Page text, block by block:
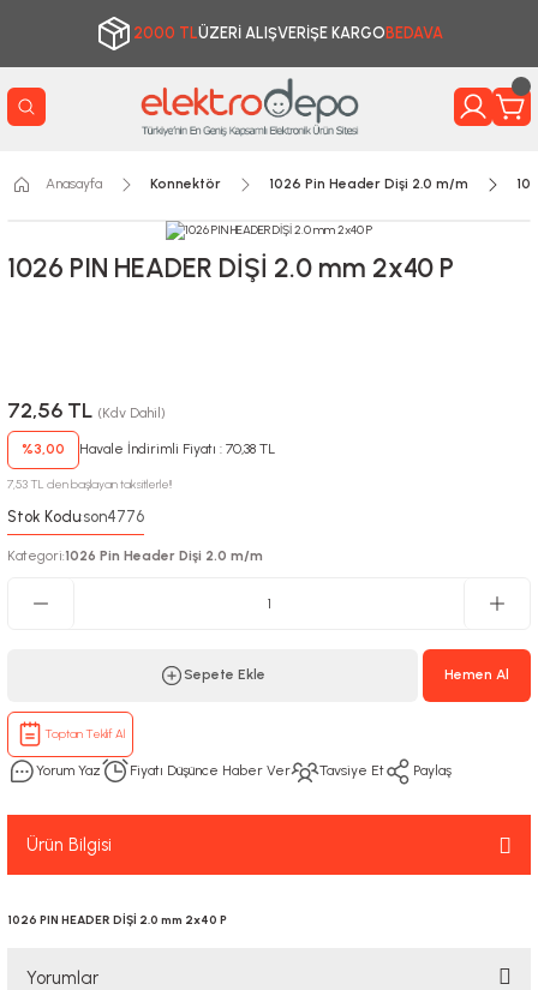
2000 TLÜZERİ ALIŞVERİŞE KARGO BEDAVA
Anasayfa Konnektör 1026 Pin Header Dişi 2.0 m/m
1026 PIN HEADER DİŞİ 2.0 mm 2x40 P
72,56 TL (Kdv Dahil)
%3,00 Havale İndirimli Fiyatı : 70,38 TL
7,53 TL den başlayan taksitlerle!!
Stok Kodu:son4776
Kategori:1026 Pin Header Dişi 2.0 m/m
Sepete Ekle Hemen Al
Toptan Teklif Al
Yorum Yaz Fiyatı Düşünce Haber Ver Tavsiye Et Paylaş
Ürün Bilgisi
1026 PIN HEADER DİŞİ 2.0 mm 2x40 P
Yorumlar